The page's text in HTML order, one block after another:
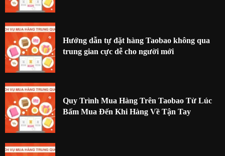
Hướng dẫn tự đặt hàng Taobao không qua
trung gian cực dễ cho người mới
Quy Trình Mua Hàng Trên Taobao Từ Lúc
Bấm Mua Đến Khi Hàng Về Tận Tay